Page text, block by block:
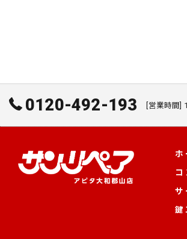
0120-492-193 [営業時間]
ホ
サ
鍵